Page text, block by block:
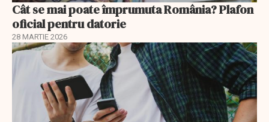
Cât se mai poate împrumuta România? Plafon
oficial pentru datorie
28 MARTIE 2026